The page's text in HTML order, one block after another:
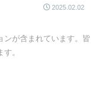
2025.02.02
が含まれています。皆
。